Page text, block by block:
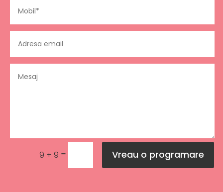
9 + 9 = Vreau o programare